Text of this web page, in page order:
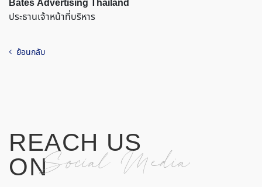
ประธานเจ้าหน้าที่บริหาร
ย้อนกลับ
REACH US
ONSocial Media